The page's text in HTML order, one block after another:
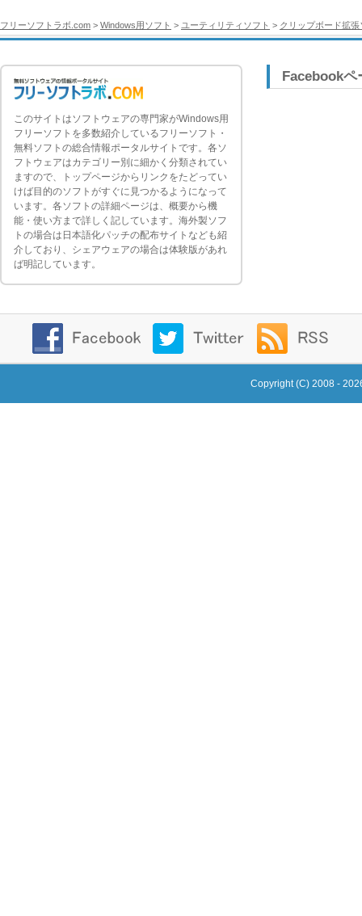
フリーソフトラボ.com > Windows用ソフト > ユーティリティソフト > クリップボード拡張
このサイトはソフトウェアの専門家がWindows用
フリーソフトを多数紹介しているフリーソフト・
無料ソフトの総合情報ポータルサイトです。各ソ
フトウェアはカテゴリー別に細かく分類されてい
ますので、トップページからリンクをたどってい
けば目的のソフトがすぐに見つかるようになって
います。各ソフトの詳細ページは、概要から機
能・使い方まで詳しく記しています。海外製ソフ
トの場合は日本語化パッチの配布サイトなども紹
介しており、シェアウェアの場合は体験版があれ
ば明記しています。
Facebookペ
Copyright (C) 2008 -